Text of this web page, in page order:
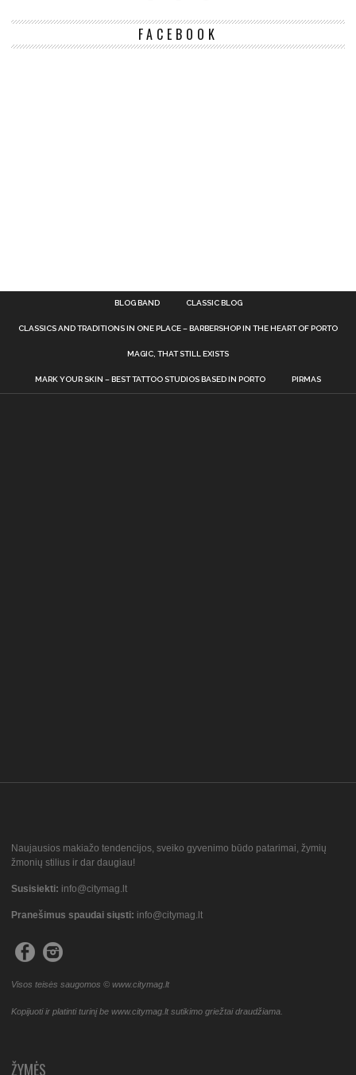
FACEBOOK
BLOG BAND CLASSIC BLOG
CLASSICS AND TRADITIONS IN ONE PLACE – BARBERSHOP IN THE HEART OF PORTO
MAGIC, THAT STILL EXISTS
MARK YOUR SKIN – BEST TATTOO STUDIOS BASED IN PORTO PIRMAS
Naujausios makiažo tendencijos, sveiko gyvenimo būdo patarimai, žymių
žmonių stilius ir dar daugiau!
Susisiekti: info@citymag.lt
Pranešimus spaudai siųsti: info@citymag.lt
Visos teisės saugomos © www.citymag.lt
Kopijuoti ir platinti turinį be www.citymag.lt sutikimo griežtai draudžiama.
ŽYMĖS